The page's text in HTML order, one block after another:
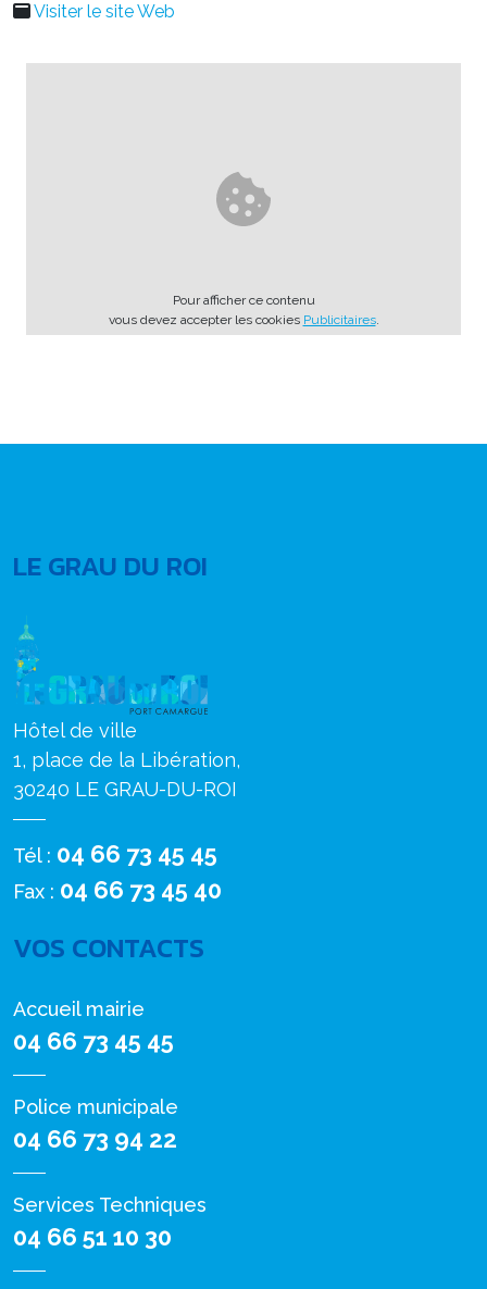
Visiter le site Web
Pour afficher ce contenu
vous devez accepter les cookies Publicitaires.
LE GRAU DU ROI
Hôtel de ville
1, place de la Libération,
30240 LE GRAU-DU-ROI
Tél : 04 66 73 45 45
Fax : 04 66 73 45 40
VOS CONTACTS
Accueil mairie
04 66 73 45 45
Police municipale
04 66 73 94 22
Services Techniques
04 66 51 10 30